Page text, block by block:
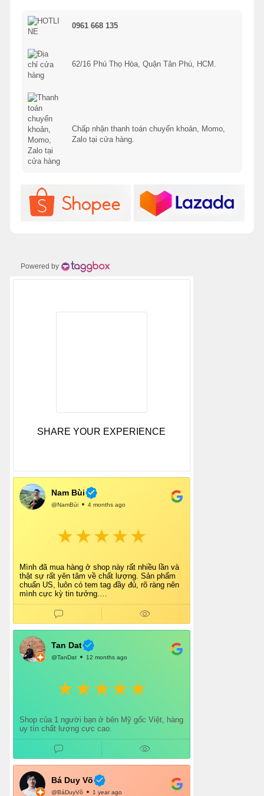
0961 668 135
62/16 Phú Thọ Hòa, Quận Tân Phú, HCM.
Chấp nhận thanh toán chuyển khoản, Momo,
Zalo tại cửa hàng.
Powered by
SHARE YOUR EXPERIENCE
Nam Bùi
@NamBùi 4 months ago
Mình đã mua hàng ở shop này rất nhiều lần và
thật sự rất yên tâm về chất lượng. Sản phẩm
chuẩn US, luôn có tem tag đầy đủ, rõ ràng nên
mình cực kỳ tin tưởng.
Shop tư vấn nhiệt tình, giao hàng nhanh, đóng
gói cẩn thận. Mỗi lần mua đều cảm thấy hài
Chắc chắn mình sẽ tiếp tục ủng hộ shop lâu dài
và giới thiệu thêm cho bạn bè 👍
Tan Dat
@TanDat 12 months ago
Shop của 1 người bạn ở bên Mỹ gốc Việt, hàng
uy tín chất lượng cực cao.
Bá Duy Võ
@BáDuyVõ 1 year ago